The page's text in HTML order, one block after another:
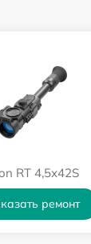
от 60 мин
от 60 мин
от 60 мин
RT 4,5х42S
ремонт